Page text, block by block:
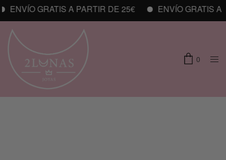
ENVÍO GRATIS A PARTIR DE 25€ ENVÍO GRATIS A
0